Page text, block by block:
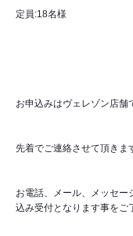
定員:18名様
お申込みはヴェレゾン店舗
先着でご連絡させて頂きま
お電話、メール、メッセー
込み受付となります事をご